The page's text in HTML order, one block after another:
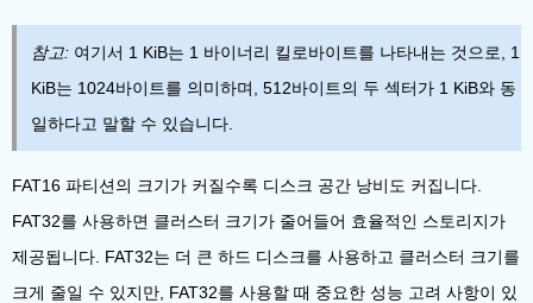
참고: 여기서 1 KiB는 1 바이너리 킬로바이트를 나타내는 것으로, 1
KiB는 1024바이트를 의미하며, 512바이트의 두 섹터가 1 KiB와 동
일하다고 말할 수 있습니다.
FAT16 파티션의 크기가 커질수록 디스크 공간 낭비도 커집니다.
FAT32를 사용하면 클러스터 크기가 줄어들어 효율적인 스토리지가
제공됩니다. FAT32는 더 큰 하드 디스크를 사용하고 클러스터 크기를
크게 줄일 수 있지만, FAT32를 사용할 때 중요한 성능 고려 사항이 있